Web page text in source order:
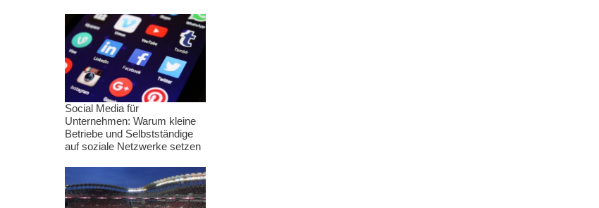
Social Media für
Unternehmen: Warum kleine
Betriebe und Selbstständige
auf soziale Netzwerke setzen